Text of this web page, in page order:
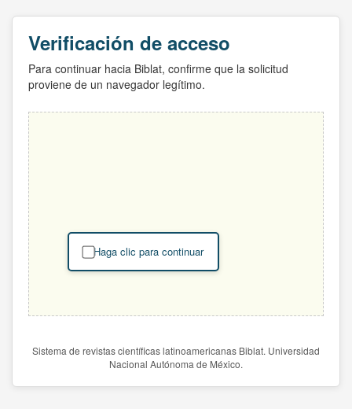
Verificación de acceso
Para continuar hacia Biblat, confirme que la solicitud
proviene de un navegador legítimo.
Haga clic para continuar
Sistema de revistas científicas latinoamericanas Biblat. Universidad
Nacional Autónoma de México.